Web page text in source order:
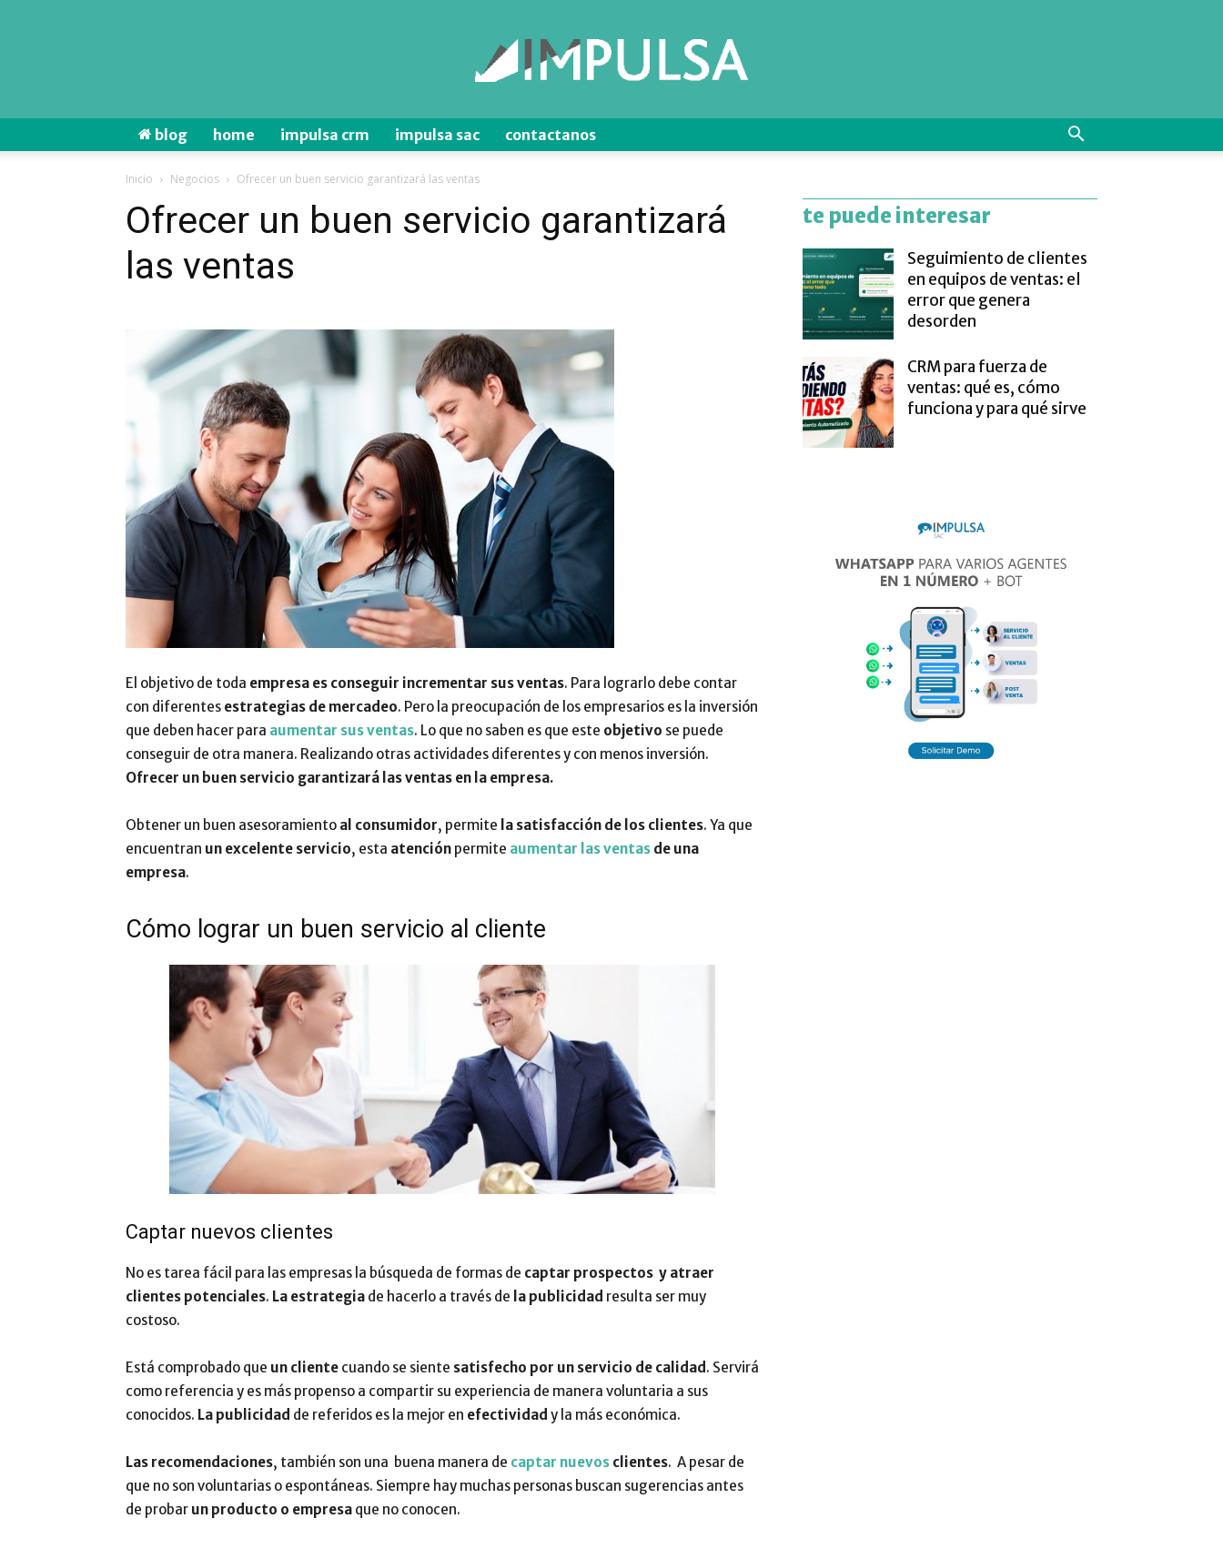
–
Impulsa
blog home impulsa crm impulsa sac contactanos
Inicio Negocios Ofrecer un buen servicio garantizará las ventas
Ofrecer un buen servicio garantizará
las ventas
El objetivo de toda empresa es conseguir incrementar sus ventas. Para lograrlo debe contar
con diferentes estrategias de mercadeo. Pero la preocupación de los empresarios es la inversión
que deben hacer para aumentar sus ventas. Lo que no saben es que este objetivo se puede
conseguir de otra manera. Realizando otras actividades diferentes y con menos inversión.
Ofrecer un buen servicio garantizará las ventas en la empresa.
Obtener un buen asesoramiento al consumidor, permite la satisfacción de los clientes. Ya que
encuentran un excelente servicio, esta atención permite aumentar las ventas de una
empresa.
Cómo lograr un buen servicio al cliente
Captar nuevos clientes
No es tarea fácil para las empresas la búsqueda de formas de captar prospectos y atraer
clientes potenciales. La estrategia de hacerlo a través de la publicidad resulta ser muy
costoso.
Está comprobado que un cliente cuando se siente satisfecho por un servicio de calidad . Servirá
como referencia y es más propenso a compartir su experiencia de manera voluntaria a sus
conocidos. La publicidad de referidos es la mejor en efectividad y la más económica.
Las recomendaciones, también son una buena manera de captar nuevos clientes. A pesar de
que no son voluntarias o espontáneas. Siempre hay muchas personas buscan sugerencias antes
de probar un producto o empresa que no conocen.
te puede interesar
Seguimiento de clientes
en equipos de ventas: el
error que genera
desorden
CRM para fuerza de
ventas: qué es, cómo
funciona y para qué sirve